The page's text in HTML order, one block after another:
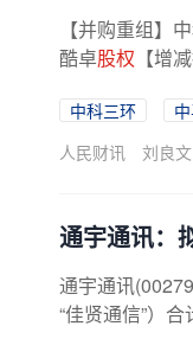
【并购重组】
酷卓股权 【增
中科三环
人民财讯
刘良文
通宇通讯：
通宇通讯
“佳贤通信”）